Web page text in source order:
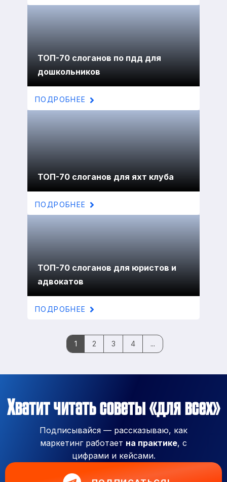
ТОП-70 слоганов по пдд для
дошкольников
ПОДРОБНЕЕ
ТОП-70 слоганов для яхт клуба
ПОДРОБНЕЕ
ТОП-70 слоганов для юристов и
адвокатов
ПОДРОБНЕЕ
1 2 3 4 ...
Хватит читать советы «для всех»
Подписывайся — рассказываю, как
маркетинг работает на практике, с
цифрами и кейсами.